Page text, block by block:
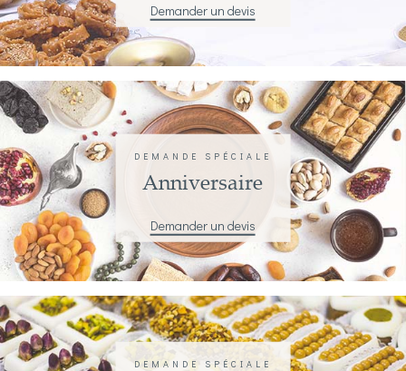
Demander un devis
DEMANDE SPÉCIALE
Anniversaire
Demander un devis
DEMANDE SPÉCIALE